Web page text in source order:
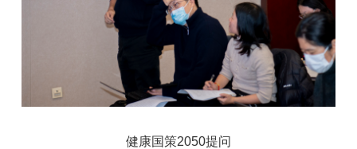
健康国策2050提问